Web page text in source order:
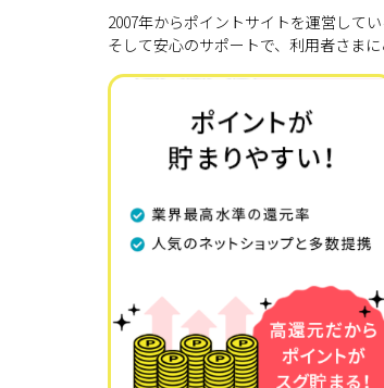
2007年からポイントサイトを運営して
そして安心のサポートで、利用者さまに